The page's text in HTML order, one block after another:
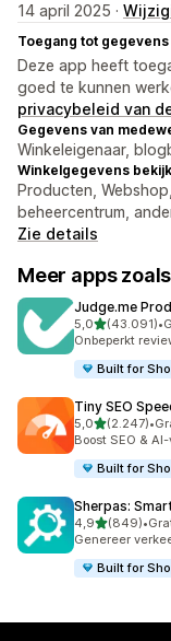
14 april 2025 ·
Toegang tot gegevens
Deze app heeft
goed te kunnen
privacybeleid van
Gegevens van
Winkeleigenaar,
Winkelgegevens
Producten,
beheercentrum,
Zie details
Meer apps
Judge.me
5,0van 5 sterren
(43.091)
43091 •
Onbeperkt
Built for
Tiny SEO
5,0van 5 sterren
(2.247)
2247 recensies
•
Boost SEO &
Built for
Sherpas:
4,9van 5 sterren
(849)
849 recensies
•
Genereer
Built for